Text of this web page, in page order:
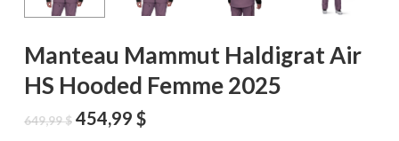
Manteau Mammut Haldigrat Air
HS Hooded Femme 2025
649,99$ Le
454,99 $Le